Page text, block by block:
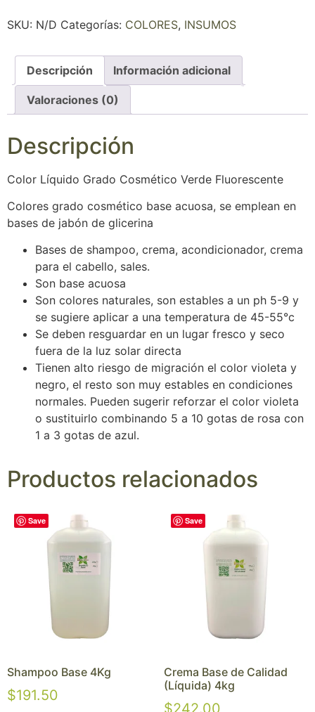
SKU: N/D Categorías: COLORES, INSUMOS
Descripción Información adicional
Valoraciones (0)
Descripción
Color Líquido Grado Cosmético Verde Fluorescente
Colores grado cosmético base acuosa, se emplean en
bases de jabón de glicerina
Bases de shampoo, crema, acondicionador, crema
para el cabello, sales.
Son base acuosa
Son colores naturales, son estables a un ph 5-9 y
se sugiere aplicar a una temperatura de 45-55°c
Se deben resguardar en un lugar fresco y seco
fuera de la luz solar directa
Tienen alto riesgo de migración el color violeta y
negro, el resto son muy estables en condiciones
normales. Pueden sugerir reforzar el color violeta
o sustituirlo combinando 5 a 10 gotas de rosa con
1 a 3 gotas de azul.
Productos relacionados
Save
Shampoo Base 4Kg
$191.50
Save
Crema Base de Calidad
(Líquida) 4kg
$242.00